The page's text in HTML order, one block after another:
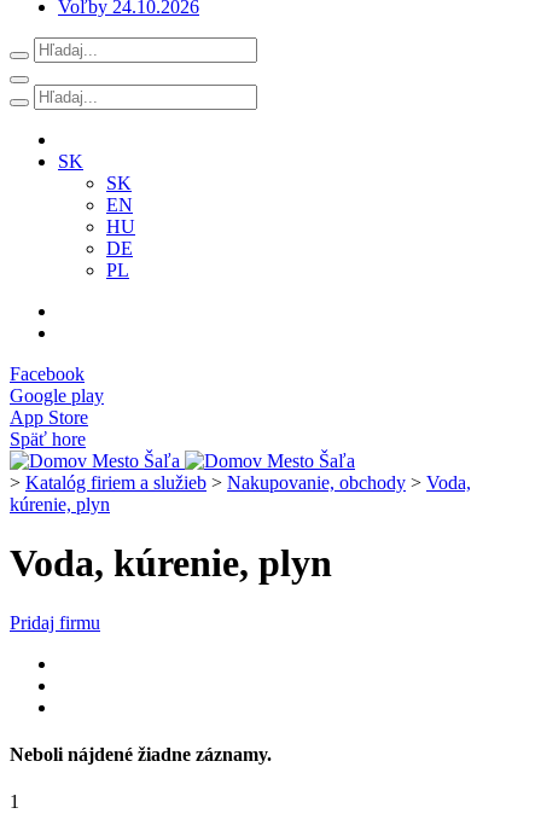
Voľby 24.10.2026
SK
SK
EN
HU
DE
PL
Facebook
Google play
App Store
Späť hore
> Katalóg firiem a služieb > Nakupovanie, obchody > Voda,
kúrenie, plyn
Voda, kúrenie, plyn
Pridaj firmu
Neboli nájdené žiadne záznamy.
1